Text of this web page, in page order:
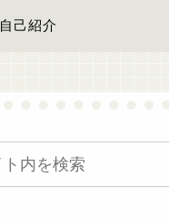
自己紹介